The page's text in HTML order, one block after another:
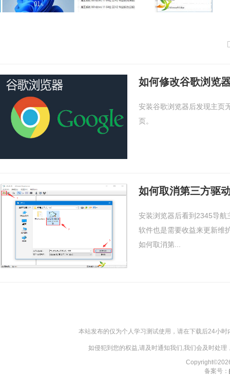
如何修改谷歌浏览
安装谷歌浏览器后发现主页
页。
如何取消第三方驱
安装浏览器后看到2345导航
软件也是需要收益来更新维
如何取消第...
本站发布的仅为个人学习测试使用，请在下载后24小
如侵犯到您的权益,请及时通知我们,我们会及时处
备案号：